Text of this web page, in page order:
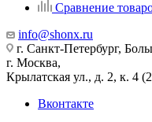
Сравнение
info@shonx.ru
г. Санкт-Петербург,
г. Москва,
Крылатская ул., д. 2, к. 4
Вконтакте